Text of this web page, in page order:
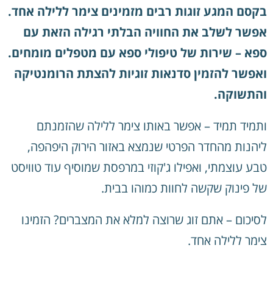
בקסם המגע זוגות רבים מזמינים צימר ללילה אחד.
אפשר לשלב את החוויה הבלתי רגילה הזאת עם
ספא – שירות של טיפולי ספא עם מטפלים מומחים.
ואפשר להזמין סדנאות זוגיות להצתת הרומנטיקה
והתשוקה.
ותמיד תמיד – אפשר באותו צימר ללילה שהזמנתם
ליהנות מהחדר הפרטי שנמצא באזור הירוק היפהפה,
טבע עוצמתי, ואפילו ג'קוזי במרפסת שמוסיף עוד טוויסט
של פינוק שקשה לחוות כמוהו בבית.
לסיכום – אתם זוג שרוצה למלא את המצברים? הזמינו
צימר ללילה אחד.